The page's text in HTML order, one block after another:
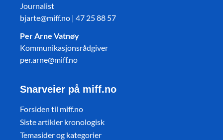
Journalist
bjarte@miff.no | 47 25 88 57
Per Arne Vatnøy
Kommunikasjonsrådgiver
per.arne@miff.no
Snarveier på miff.no
Forsiden til miff.no
Siste artikler kronologisk
Temasider og kategorier